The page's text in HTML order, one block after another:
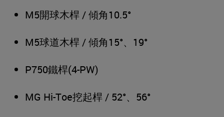
M5開球木桿 / 傾角10.5°
M5球道木桿 / 傾角15°、19°
P750鐵桿(4-PW)
MG Hi-Toe挖起桿 / 52°、56°